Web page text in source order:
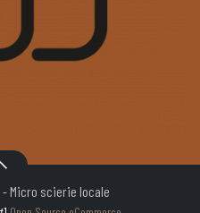
Micro scierie locale